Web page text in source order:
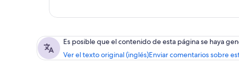
Es posible que el contenido de esta página se haya
Ver el texto original (inglés)Enviar comentarios sobre